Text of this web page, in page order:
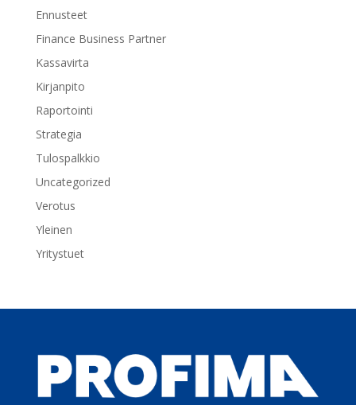
Ennusteet
Finance Business Partner
Kassavirta
Kirjanpito
Raportointi
Strategia
Tulospalkkio
Uncategorized
Verotus
Yleinen
Yritystuet